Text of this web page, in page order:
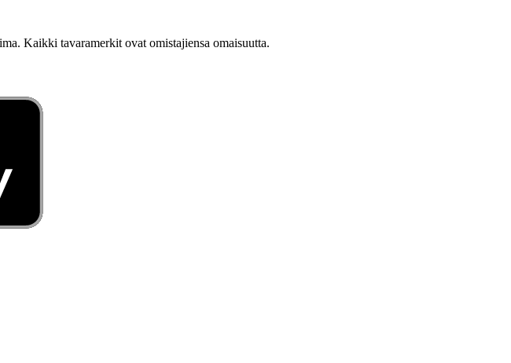
Kaikki tavaramerkit ovat omistajiensa omaisuutta.